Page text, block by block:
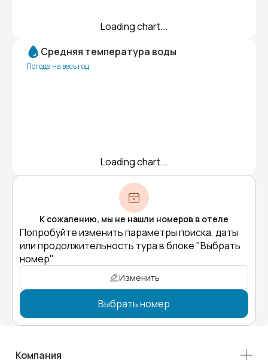
Loading chart...
Средняя температура воды
Погода на весь год
Loading chart...
К сожалению, мы не нашли номеров в отеле
Попробуйте изменить параметры поиска, даты
или продолжительность тура в блоке "Выбрать
номер"
Изменить
Выбрать номер
Компания